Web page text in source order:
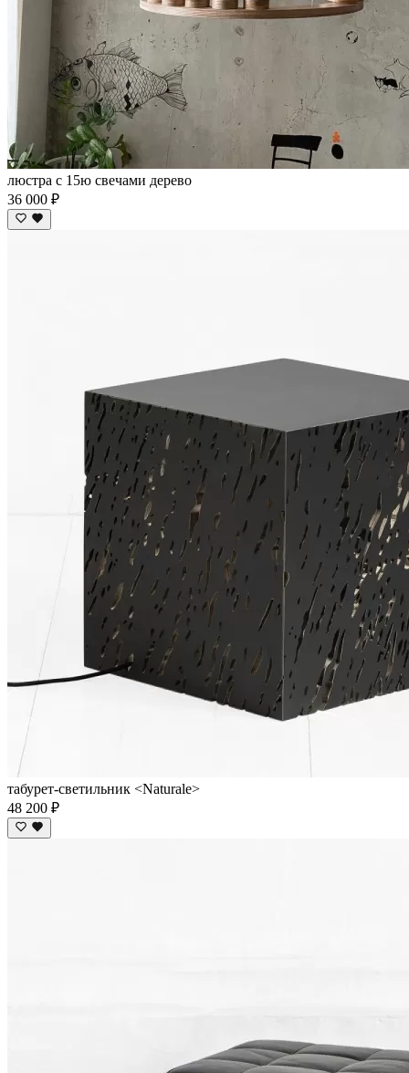
люстра с 15ю свечами дерево
36 000 ₽
табурет-светильник <Naturale>
48 200 ₽